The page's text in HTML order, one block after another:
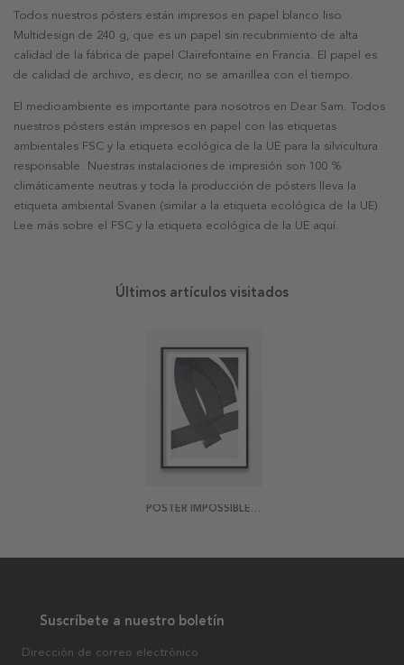
Todos nuestros pósters están impresos en papel blanco liso
Multidesign de 240 g, que es un papel sin recubrimiento de alta
calidad de la fábrica de papel Clairefontaine en Francia. El papel es
de calidad de archivo, es decir, no se amarillea con el tiempo.
El medioambiente es importante para nosotros en Dear Sam. Todos
nuestros pósters están impresos en papel con las etiquetas
ambientales FSC y la etiqueta ecológica de la UE para la silvicultura
responsable. Nuestras instalaciones de impresión son 100 %
climáticamente neutras y toda la producción de pósters lleva la
etiqueta ambiental Svanen (similar a la etiqueta ecológica de la UE).
Lee más sobre el FSC y la etiqueta ecológica de la UE aquí.
Últimos artículos visitados
POSTER IMPOSSIBLE CROSSING
Suscríbete a nuestro boletín
Dirección de correo electrónico